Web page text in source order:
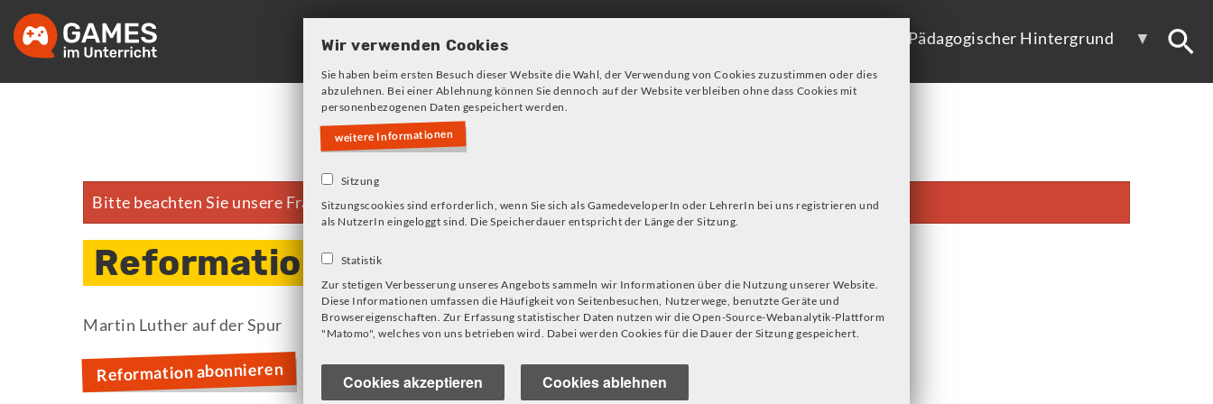
Skip
to
main
navigation
Pädagogischer Hintergrund
Fehlermeldung
Bitte beachten Sie unsere Frage zu Cookies!
Reformation
Wir verwenden Cookies
Sie haben beim ersten Besuch dieser Website die Wahl, der Verwendung von Cookies zuzustimmen oder dies
abzulehnen. Bei einer Ablehnung können Sie dennoch auf der Website verbleiben ohne dass Cookies mit
personenbezogenen Daten gespeichert werden.
weitere Informationen
Sitzung
Sitzungscookies sind erforderlich, wenn Sie sich als GamedeveloperIn oder LehrerIn bei uns registrieren und
als NutzerIn eingeloggt sind. Die Speicherdauer entspricht der Länge der Sitzung.
Statistik
Zur stetigen Verbesserung unseres Angebots sammeln wir Informationen über die Nutzung unserer Website.
Diese Informationen umfassen die Häufigkeit von Seitenbesuchen, Nutzerwege, benutzte Geräte und
Browsereigenschaften. Zur Erfassung statistischer Daten nutzen wir die Open-Source-Webanalytik-Plattform
"Matomo", welches von uns betrieben wird. Dabei werden Cookies für die Dauer der Sitzung gespeichert.
Cookies akzeptieren Cookies ablehnen
Martin Luther auf der Spur
Reformation abonnieren